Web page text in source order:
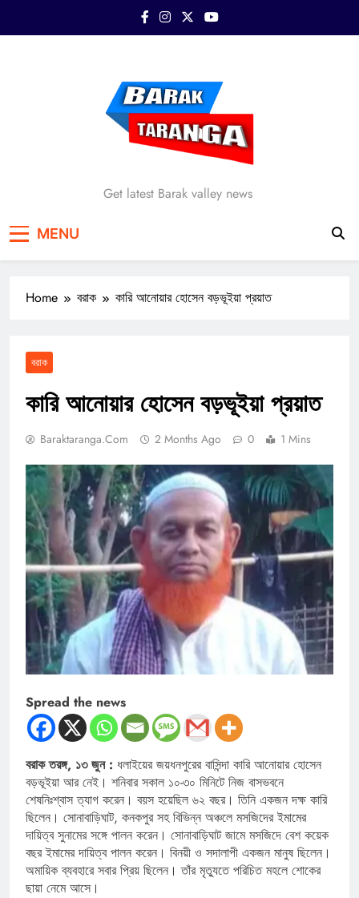
Barak Taranga
Get latest Barak valley news
MENU
Home বরাক কারি আনোয়ার হোসেন বড়ভূইয়া প্রয়াত
বরাক
কারি আনোয়ার হোসেন বড়ভূইয়া প্রয়াত
Baraktaranga.com 2 Months Ago 0 1 Mins
Spread the news
বরাক তরঙ্গ, ১৩ জুন : ধলাইয়ের জয়ধনপুরের বাসিন্দা কারি আনোয়ার হোসেন
বড়ভূইয়া আর নেই। শনিবার সকাল ১০-৩০ মিনিটে নিজ বাসভবনে
শেষনিঃশ্বাস ত্যাগ করেন। বয়স হয়েছিল ৬২ বছর। তিনি একজন দক্ষ কারি
ছিলেন। সোনাবাড়িঘাট, কনকপুর সহ বিভিন্ন অঞ্চলে মসজিদের ইমামের
দায়িত্ব সুনামের সঙ্গে পালন করেন। সোনাবাড়িঘাট জামে মসজিদে বেশ কয়েক
বছর ইমামের দায়িত্ব পালন করেন। বিনয়ী ও সদালাপী একজন মানুষ ছিলেন।
অমায়িক ব্যবহারে সবার প্রিয় ছিলেন। তাঁর মৃত্যুতে পরিচিত মহলে শোকের
ছায়া নেমে আসে।